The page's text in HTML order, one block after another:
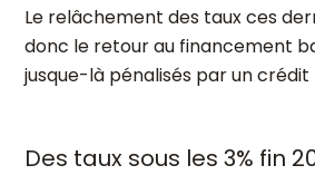
Le relâchement des taux ces
donc le retour au financement
jusque-là pénalisés par un
Des taux sous les 3% fin